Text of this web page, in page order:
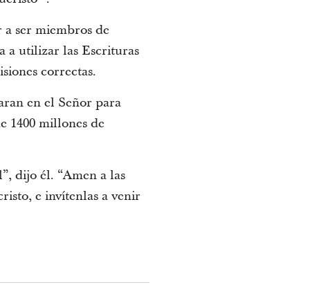
ser miembros de
a utilizar las Escrituras
correctas.
en el Señor para
1400 millones de
dijo él. “Amen a las
e invítenlas a venir